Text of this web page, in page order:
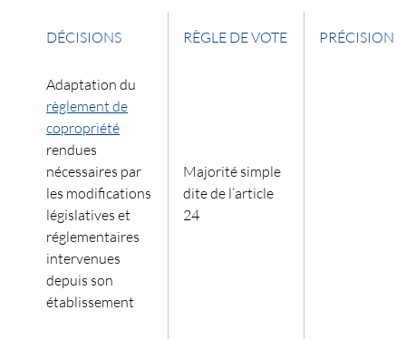
DÉCISIONS RÈGLE DE VOTE PRÉCISION
Adaptation du
règlement de
copropriété
rendues
nécessaires par
les modifications
législatives et
réglementaires
intervenues
depuis son
établissement
Majorité simple
dite de l’article
24